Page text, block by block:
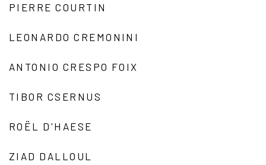
PIERRE COURTIN
LEONARDO CREMONINI
ANTONIO CRESPO FOIX
TIBOR CSERNUS
ROËL D'HAESE
ZIAD DALLOUL